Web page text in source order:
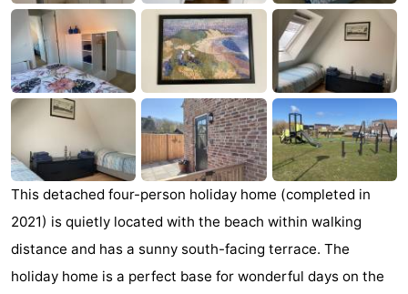
Zandput
Duinzicht
Joossesweg
-
Kustlicht
-
Meerpaal
Strandcamping
Valkenisse
-
Zee,
Bos
Hôtels
Last
This detached four-person holiday home (completed in
2021) is quietly located with the beach within walking
distance and has a sunny south-facing terrace. The
holiday home is a perfect base for wonderful days on the